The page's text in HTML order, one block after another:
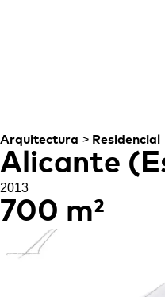
Arquitectura > Residencial
Alicante
2013
700 m²